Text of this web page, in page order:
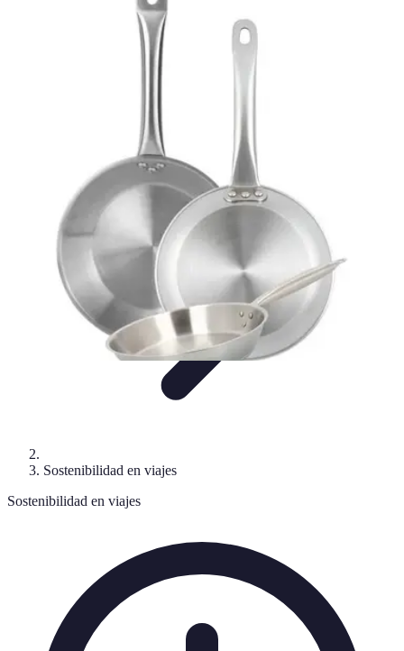
Cultura y Experiencias Destinos de
Tecnología y Gadgets
Sostenibilidad en viajes
Sostenibilidad en viajes